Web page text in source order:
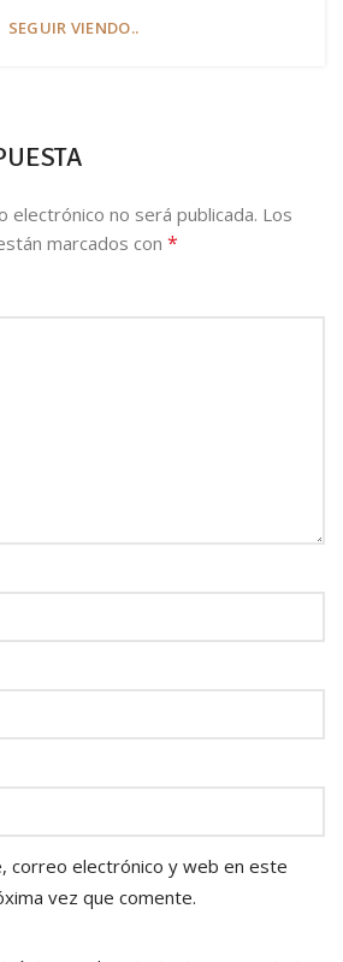
SEGUIR VIENDO..
electrónico no será publicada. Los
marcados con *
correo electrónico y web en este
vez que comente.